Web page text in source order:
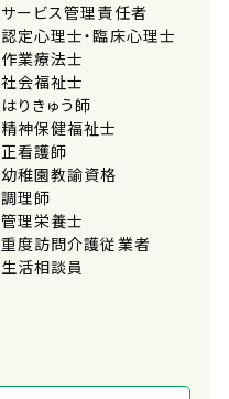
サービス管理責任者
認定心理士・臨床心理士
作業療法士
社会福祉士
はりきゅう師
精神保健福祉士
正看護師
幼稚園教諭資格
調理師
管理栄養士
重度訪問介護従業者
生活相談員